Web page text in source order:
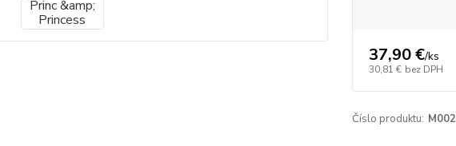
37,90 €/ks
30,81 € bez DPH
Číslo produktu: M002